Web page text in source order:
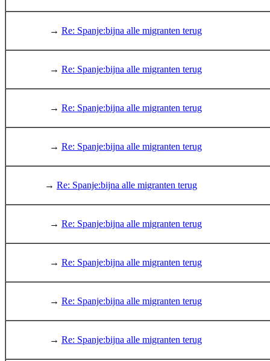
→ Re: Spanje:bijna alle migranten terug
→ Re: Spanje:bijna alle migranten terug
→ Re: Spanje:bijna alle migranten terug
→ Re: Spanje:bijna alle migranten terug
→ Re: Spanje:bijna alle migranten terug
→ Re: Spanje:bijna alle migranten terug
→ Re: Spanje:bijna alle migranten terug
→ Re: Spanje:bijna alle migranten terug
→ Re: Spanje:bijna alle migranten terug